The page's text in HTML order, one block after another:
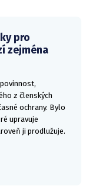
pro
zejména
z členských
ochrany. Bylo
upravuje
ji prodlužuje.